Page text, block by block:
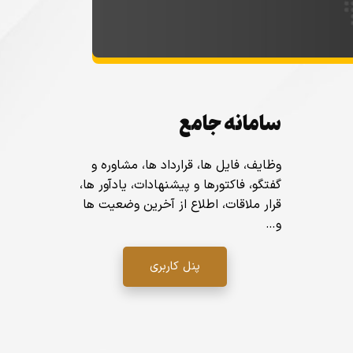
سامانه جامع
وظایف، فایل ها، قرارداد ها، مشاوره و
گفتگو، فاکتورها و پیشنهادات، یادآور ها،
قرار ملاقات، اطلاع از آخرین وضعیت ها
و…
پنل کاربری